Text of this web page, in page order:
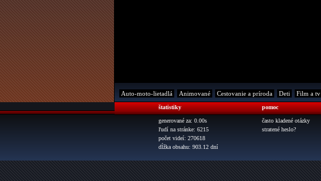
Auto-moto-lietadlá Animované Cestovanie a príroda Deti Film a tv
štatistiky
generované za: 0.00s
ľudí na stránke: 6215
počet videí: 270618
dĺžka obsahu: 903.12 dní
pomoc
často kladené otázky
stratené heslo?